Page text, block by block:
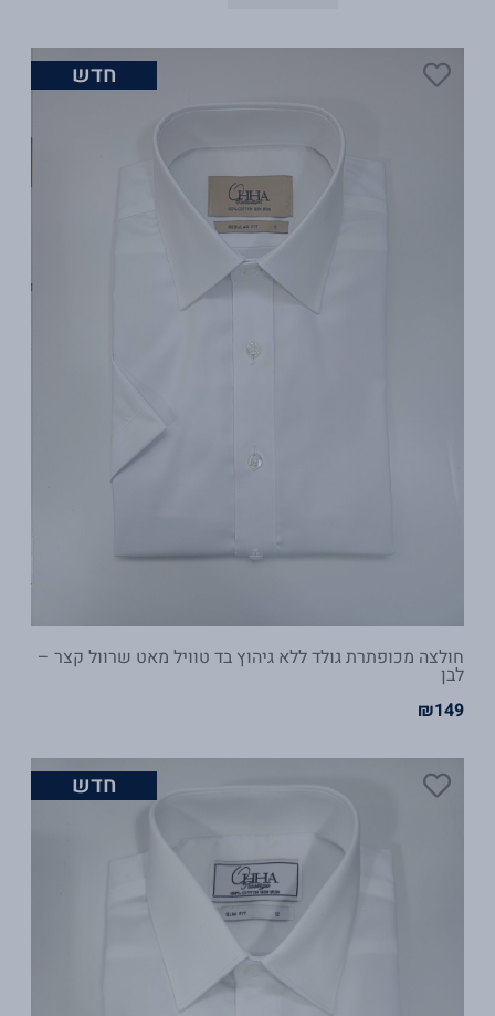
חדש
חולצה מכופתרת גולד ללא גיהוץ בד טוויל מאט שרוול קצר –
לבן
₪149
חדש